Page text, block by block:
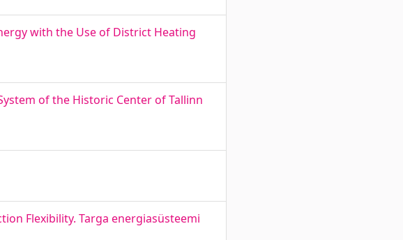
with the Use of District Heating
of the Historic Center of Tallinn
Flexibility. Targa energiasüsteemi